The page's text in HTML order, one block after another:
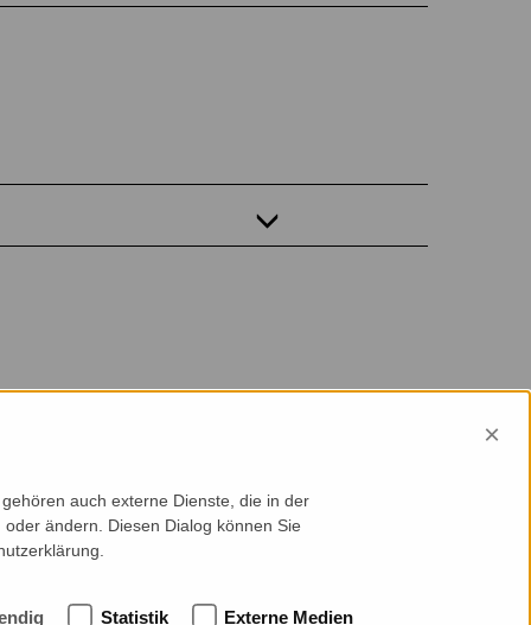
×
auch externe Dienste, die in der
ändern. Diesen Dialog können Sie
Statistik Externe Medien